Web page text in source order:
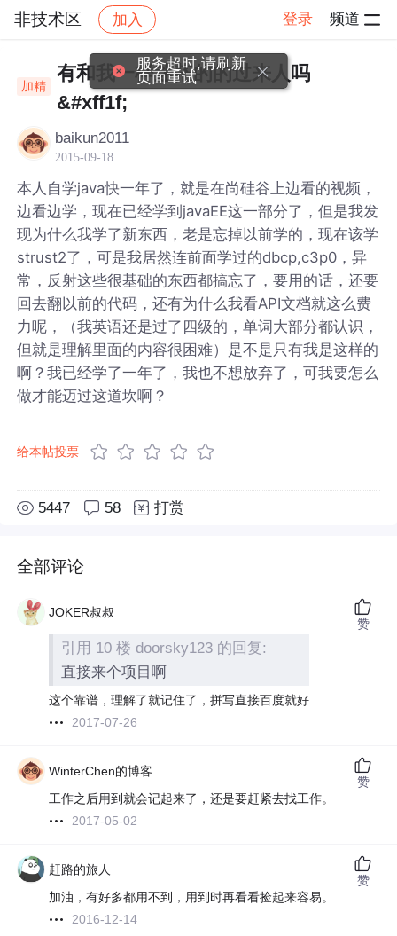
非技术区 加入 登录 频道
非技术区 帖子详情
加精
有和我一样迷茫的的过来人吗
&#xff1f;
baikun2011
2015-09-18
本人自学java快一年了，就是在尚硅谷上边看的视频，
边看边学，现在已经学到javaEE这一部分了，但是我发
现为什么我学了新东西，老是忘掉以前学的，现在该学
strust2了，可是我居然连前面学过的dbcp,c3p0，异
常，反射这些很基础的东西都搞忘了，要用的话，还要
回去翻以前的代码，还有为什么我看API文档就这么费
力呢，（我英语还是过了四级的，单词大部分都认识，
但就是理解里面的内容很困难）是不是只有我是这样的
啊？我已经学了一年了，我也不想放弃了，可我要怎么
做才能迈过这道坎啊？
给本帖投票
5447 58 打赏
全部评论
JOKER叔叔
引用 10 楼 doorsky123 的回复:
直接来个项目啊
这个靠谱，理解了就记住了，拼写直接百度就好
2017-07-26
赞
WinterChen的博客
工作之后用到就会记起来了，还是要赶紧去找工作。
2017-05-02
赞
赶路的旅人
加油，有好多都用不到，用到时再看看捡起来容易。
2016-12-14
赞
服务超时,请刷新
页面重试